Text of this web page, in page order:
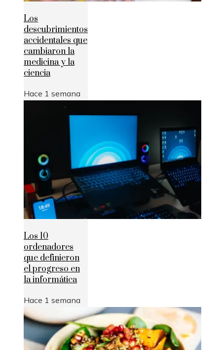
Los
descubrimientos
accidentales que
cambiaron la
medicina y la
ciencia
Hace 1 semana
Los 10
ordenadores
que definieron
el progreso en
la informática
Hace 1 semana